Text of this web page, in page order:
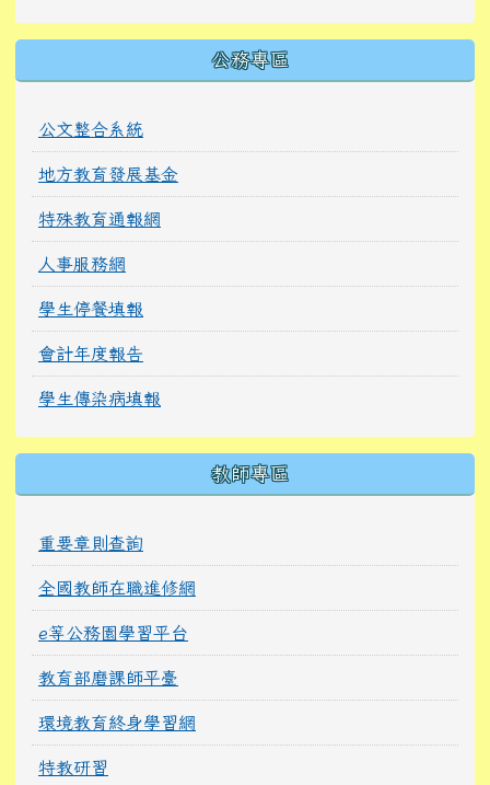
公務專區
公文整合系統
地方教育發展基金
特殊教育通報網
人事服務網
學生停餐填報
會計年度報告
學生傳染病填報
教師專區
重要章則查詢
全國教師在職進修網
e等公務園學習平台
教育部磨課師平臺
環境教育終身學習網
特教研習